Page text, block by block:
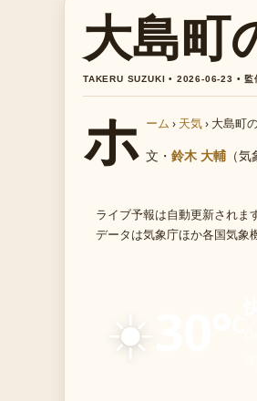
大島町
TAKERU SUZUKI • 2026-06-23 • 監
ホ ーム › 天気› 大島町
文・ 鈴木 大輔 （
ライブ予報は自動更新されま
データは気象庁ほか各国気象
☀️